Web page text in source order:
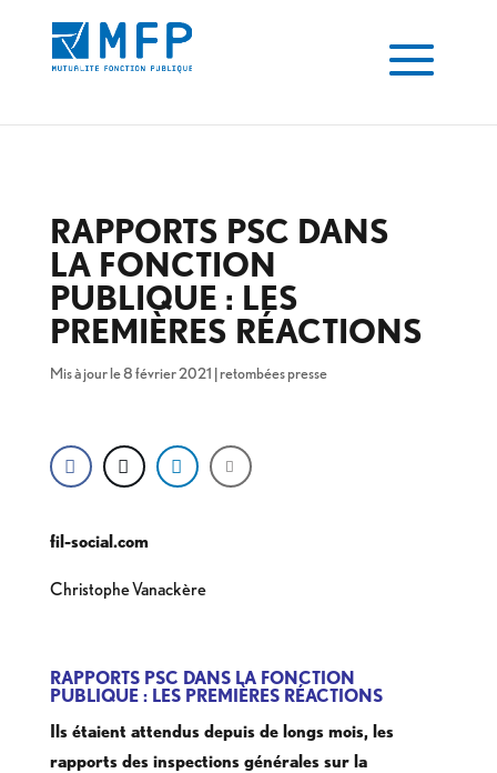
RAPPORTS PSC DANS
LA FONCTION
PUBLIQUE : LES
PREMIÈRES RÉACTIONS
Mis à jour le 8 février 2021 |retombées presse
fil-social.com
Christophe Vanackère
RAPPORTS PSC DANS LA FONCTION
PUBLIQUE : LES PREMIÈRES RÉACTIONS
Ils étaient attendus depuis de longs mois, les
rapports des inspections générales sur la